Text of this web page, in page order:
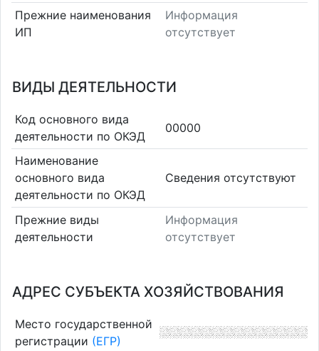
Прежние наименования
ИП
Информация
отсутствует
ВИДЫ ДЕЯТЕЛЬНОСТИ
Код основного вида
деятельности по ОКЭД
00000
Наименование
основного вида
деятельности по ОКЭД
Cведения отсутствуют
Прежние виды
деятельности
Информация
отсутствует
АДРЕС СУБЪЕКТА ХОЗЯЙСТВОВАНИЯ
Место государственной
регистрации (ЕГР)